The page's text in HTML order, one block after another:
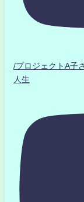
/プロジェクトA子
人生